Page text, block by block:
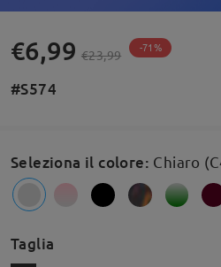
€6,99 €23,99 -71%
#S574
Seleziona il colore: Chiaro
Taglia